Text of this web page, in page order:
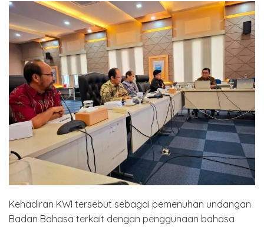
Kehadiran KWI tersebut sebagai pemenuhan undangan
Badan Bahasa terkait dengan penggunaan bahasa